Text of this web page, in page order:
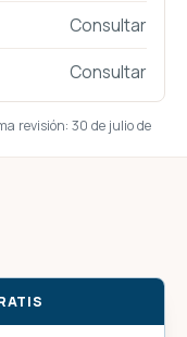
Consultar
Consultar
revisión: 30 de julio de